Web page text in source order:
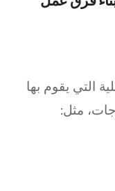
التي يقوم بها
مثل: